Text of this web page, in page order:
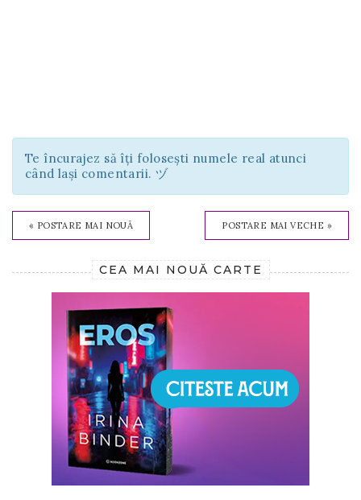
Te încurajez să îți folosești numele real atunci
când lași comentarii. ヅ
« POSTARE MAI NOUĂ POSTARE MAI VECHE »
CEA MAI NOUĂ CARTE